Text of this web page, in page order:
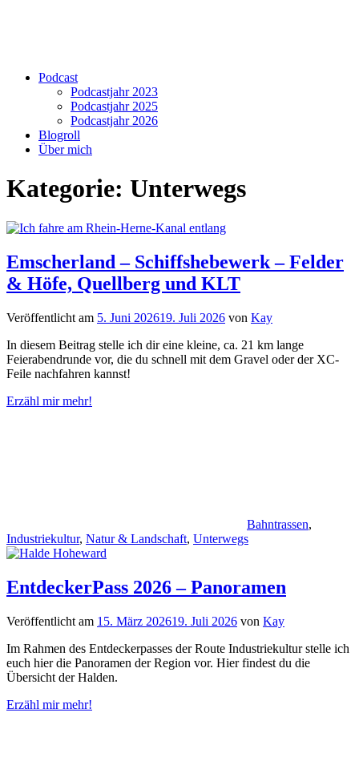
Podcast
Podcastjahr 2023
Podcastjahr 2025
Podcastjahr 2026
Blogroll
Über mich
Kategorie: Unterwegs
Emscherland – Schiffshebewerk – Felder
& Höfe, Quellberg und KLT
Veröffentlicht am 5. Juni 202619. Juli 2026 von Kay
In diesem Beitrag stelle ich dir eine kleine, ca. 21 km lange
Feierabendrunde vor, die du schnell mit dem Gravel oder der XC-
Feile nachfahren kannst!
Erzähl mir mehr!
Bahntrassen,
Industriekultur, Natur & Landschaft, Unterwegs
EntdeckerPass 2026 – Panoramen
Veröffentlicht am 15. März 202619. Juli 2026 von Kay
Im Rahmen des Entdeckerpasses der Route Industriekultur stelle ich
euch hier die Panoramen der Region vor. Hier findest du die
Übersicht der Halden.
Erzähl mir mehr!